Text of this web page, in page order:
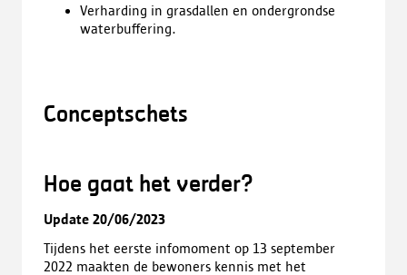
Verharding in grasdallen en ondergrondse
waterbuffering.
Conceptschets
Hoe gaat het verder?
Update 20/06/2023
Tijdens het eerste infomoment op 13 september
2022 maakten de bewoners kennis met het